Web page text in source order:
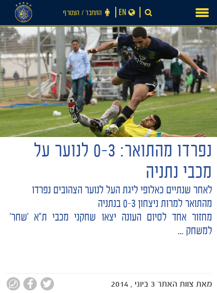
חדשות
content
התחבר ‪/‬ הצטרף EN
נפרדו מהתואר: 0-3 לנוער על
מכבי נתניה
לאחר שנתיים כאלופי ליגת העל לנוער הצהובים נפרדו
מהתואר למרות ניצחון 0-3 בנתניה
מחזור אחד לסיום העונה יצאו שחקני מכבי ת"א 'שחר'
למשחק ...
מאת צוות האתר 3 ביוני , 2014